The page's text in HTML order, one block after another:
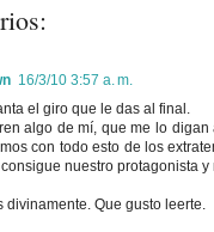
16/3/10 3:57 a. m.
el giro que le das al final.
algo de mí, que me lo
con todo esto de los
nuestro protagonista y
divinamente. Que gusto leerte.